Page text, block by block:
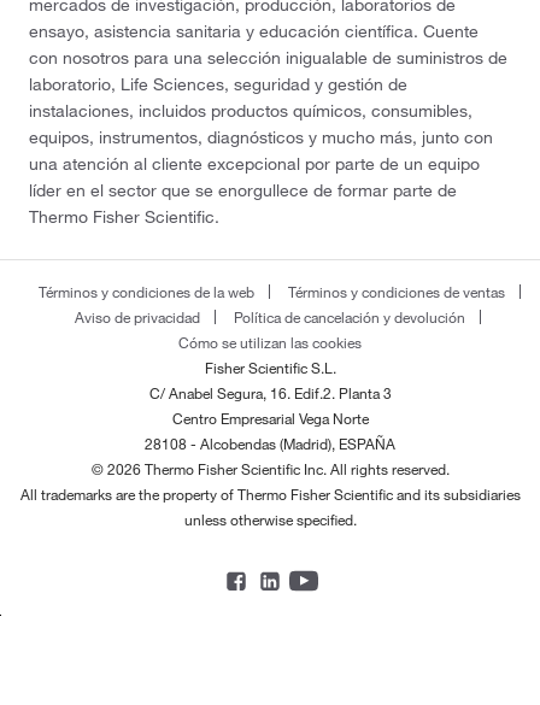
mercados de investigación, producción, laboratorios de
ensayo, asistencia sanitaria y educación científica. Cuente
con nosotros para una selección inigualable de suministros de
laboratorio, Life Sciences, seguridad y gestión de
instalaciones, incluidos productos químicos, consumibles,
equipos, instrumentos, diagnósticos y mucho más, junto con
una atención al cliente excepcional por parte de un equipo
líder en el sector que se enorgullece de formar parte de
Thermo Fisher Scientific.
Términos y condiciones de la web
Términos y condiciones de ventas
Aviso de privacidad
Política de cancelación y devolución
Cómo se utilizan las cookies
Fisher Scientific S.L.
C/ Anabel Segura, 16. Edif.2. Planta 3
Centro Empresarial Vega Norte
28108 - Alcobendas (Madrid), ESPAÑA
© 2026 Thermo Fisher Scientific Inc. All rights reserved.
All trademarks are the property of Thermo Fisher Scientific and its subsidiaries
unless otherwise specified.